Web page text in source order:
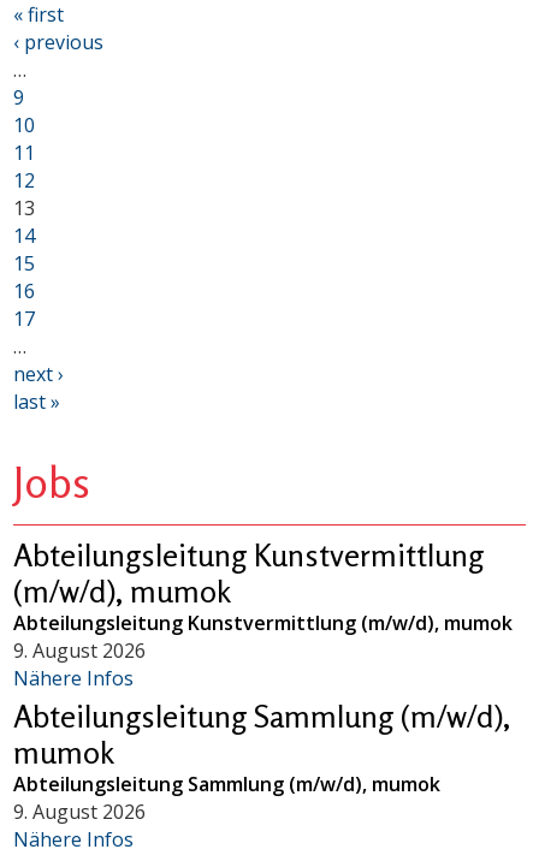
« first
‹ previous
…
9
10
11
12
13
14
15
16
17
…
next ›
last »
Jobs
Abteilungsleitung Kunstvermittlung
(m/w/d), mumok
Abteilungsleitung Kunstvermittlung (m/w/d), mumok
9. August 2026
Nähere Infos
Abteilungsleitung Sammlung (m/w/d),
mumok
Abteilungsleitung Sammlung (m/w/d), mumok
9. August 2026
Nähere Infos